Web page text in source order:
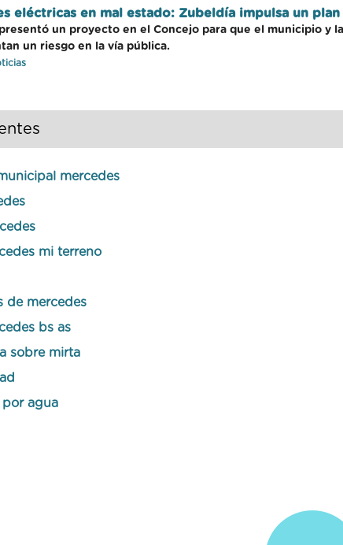
eléctricas en mal estado: Zubeldía impulsa un
un proyecto en el Concejo para que el municipio y
un riesgo en la vía pública.
mercedes
mi terreno
de mercedes
bs as
sobre mirta
por agua